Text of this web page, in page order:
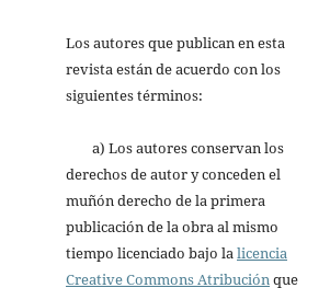
Los autores que publican en esta
revista están de acuerdo con los
siguientes términos:
a) Los autores conservan los
derechos de autor y conceden el
muñón derecho de la primera
publicación de la obra al mismo
tiempo licenciado bajo lalicencia
Creative Commons Atribuciónque